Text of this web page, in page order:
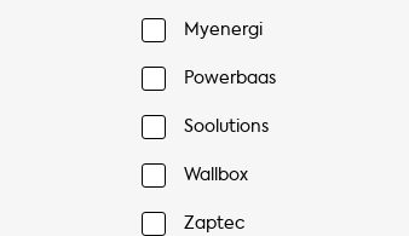
Myenergi
Powerbaas
Soolutions
Wallbox
Zaptec